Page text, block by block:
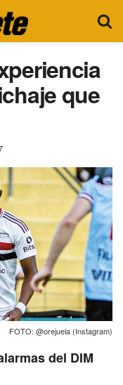
que
FOTO: @orejuela (Instagram)
del DIM